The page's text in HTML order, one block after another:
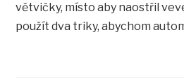
větvičky, místo aby naostřil
použít dva triky, abychom